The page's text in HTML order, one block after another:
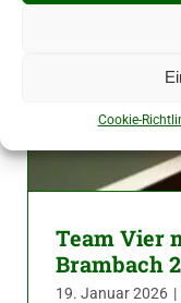
Cookie-
Team Vier
Brambach 2
19. Januar 2026 |